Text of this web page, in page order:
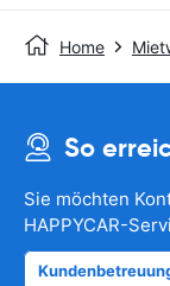
Home
So
Sie möchten
HAPPYCAR-